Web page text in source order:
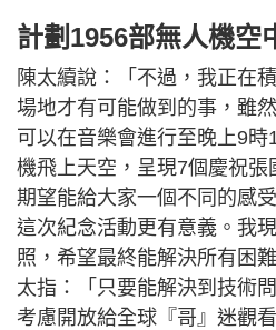
計劃1956部無人機空
陳太續說：「不過，我正在
場地才有可能做到的事，雖
可以在音樂會進行至晚上9時
機飛上天空，呈現7個慶祝張
期望能給大家一個不同的感
這次紀念活動更有意義。我
照，希望最終能解決所有困
太指：「只要能解決到技術
考慮開放給全球『哥』迷觀